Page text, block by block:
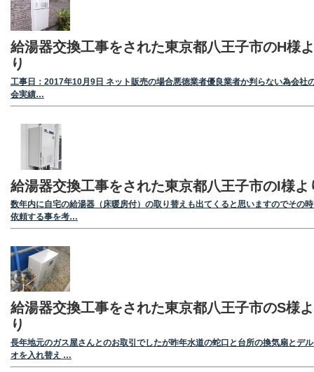
給湯器交換工事をされた東京都八王子市のH様よ
り
工事日：2017年10月9日 ネット販売の場合悪徳業者優良業者か判らない為会社
会実績…
給湯器交換工事をされた東京都八王子市のI様よ
数年内に自宅の給湯器（床暖房付）の取り替えも出てくると思いますのでその
依頼する事を考…
給湯器交換工事をされた東京都八王子市のS様よ
り
長年地元のガス屋さんとのお取引でしたが昨年水道の蛇口と台所の換気扇とデ
オを入れ替え …